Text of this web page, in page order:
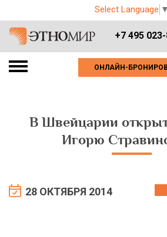
Select Language ▼
+7 495
ОНЛАЙН-
В Швейцарии
Игорю
28 ОКТЯБРЯ 2014